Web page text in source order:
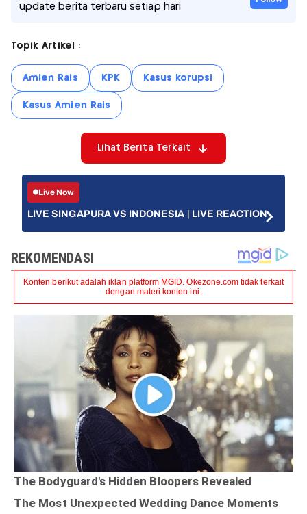
update berita terbaru setiap hari
Topik Artikel :
Amien Rais KPK Kasus korupsi
Kasus Amien Rais
Lihat Berita Terkait
Live Now
LIVE SINGAPURA VS INDONESIA | LIVE REACTION